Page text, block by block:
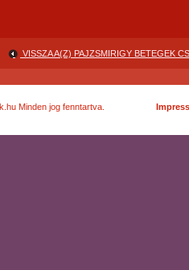
VISSZA A(Z) PAJZSMIRIGY BETEGEK
Minden jog fenntartva.